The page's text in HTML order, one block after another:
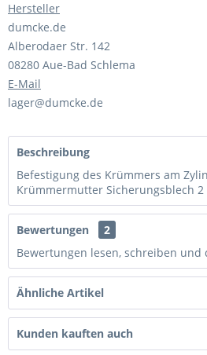
Hersteller
dumcke.de
Alberodaer Str. 142
08280 Aue-Bad Schlema
E-Mail
lager@dumcke.de
Beschreibung
Befestigung des Krümmers am
Krümmermutter Sicherungsblech 2
Bewertungen
2
Bewertungen lesen, schreiben und
Ähnliche Artikel
Kunden kauften auch